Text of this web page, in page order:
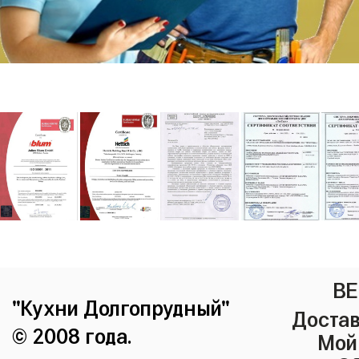
"Кухни Долгопрудный"
© 2008 года.